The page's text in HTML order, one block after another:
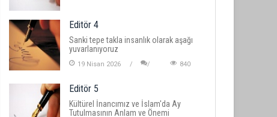
Editör 4
Sanki tepe takla insanlık olarak aşağı
yuvarlanıyoruz
19 Nisan 2026 840
Editör 5
Kültürel İnancımız ve İslam'da Ay
Tutulmasının Anlam ve Önemi